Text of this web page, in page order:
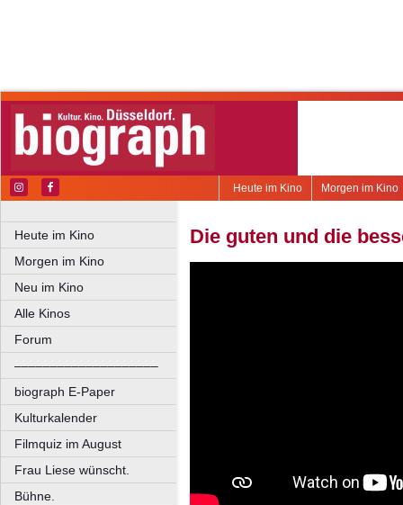
Morgen im Kino
Heute im Kino
Heute im Kino
Morgen im Kino
Neu im Kino
Alle Kinos
Forum
––––––––––––––––––––
biograph E-Paper
Kulturkalender
Filmquiz im August
Frau Liese wünscht.
Bühne.
Die guten und die